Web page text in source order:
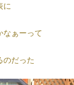
に
なぁーって
のだった